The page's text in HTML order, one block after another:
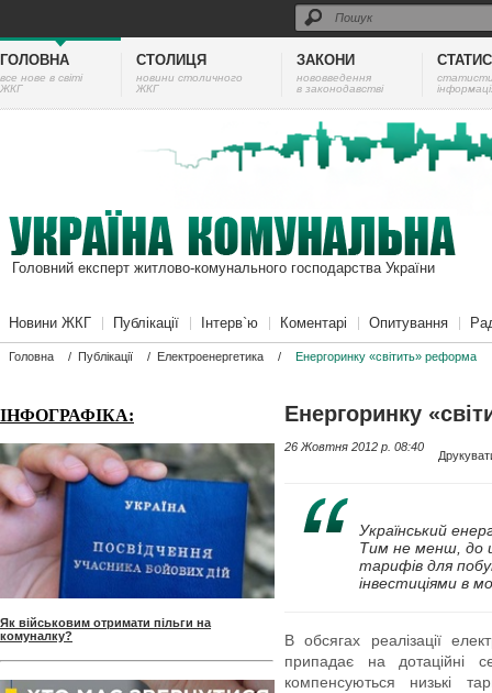
ГОЛОВНА
все нове в світі
ЖКГ
СТОЛИЦЯ
новини столичного
ЖКГ
ЗАКОНИ
нововведення
в законодавстві
Головний експерт житлово-комунального господарства України
Новини ЖКГ Публікації Інтерв`ю Коментарі Опитування
Головна / Публікації / Електроенергетика / Енергоринку «світить» реформа
ІНФОГРАФІКА:
Як військовим отримати пільги на
комуналку?
Енергоринку
26 Жовтня 2012 p. 08:40
Український
Тим не менш, до
тарифів для
інвестиціями в
В обсягах реалізації
припадає на дотаційні
компенсуються низькі